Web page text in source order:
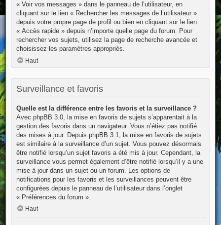
« Voir vos messages » dans le panneau de l’utilisateur, en
cliquant sur le lien « Rechercher les messages de l’utilisateur »
depuis votre propre page de profil ou bien en cliquant sur le lien
« Accès rapide » depuis n’importe quelle page du forum. Pour
rechercher vos sujets, utilisez la page de recherche avancée et
choisissez les paramètres appropriés.
Haut
Surveillance et favoris
Quelle est la différence entre les favoris et la surveillance ?
Avec phpBB 3.0, la mise en favoris de sujets s’apparentait à la
gestion des favoris dans un navigateur. Vous n’étiez pas notifié
des mises à jour. Depuis phpBB 3.1, la mise en favoris de sujets
est similaire à la surveillance d’un sujet. Vous pouvez désormais
être notifié lorsqu’un sujet favoris a été mis à jour. Cependant, la
surveillance vous permet également d’être notifié lorsqu’il y a une
mise à jour dans un sujet ou un forum. Les options de
notifications pour les favoris et les surveillances peuvent être
configurées depuis le panneau de l’utilisateur dans l’onglet
« Préférences du forum ».
Haut